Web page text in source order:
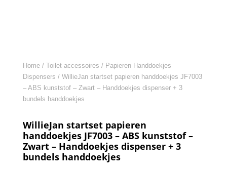
Home/ Toilet accessoires / Papieren Handdoekjes
Dispensers / WillieJan startset papieren handdoekjes JF7003
– ABS kunststof – Zwart – Handdoekjes dispenser + 3
bundels handdoekjes
WillieJan startset papieren
handdoekjes JF7003 – ABS kunststof –
Zwart – Handdoekjes dispenser + 3
bundels handdoekjes